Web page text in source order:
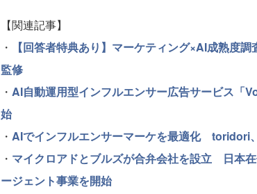
【関連記事】
・
【回答者特典あり】マーケティング×AI成熟度
監修
・ AI自動運用型インフルエンサー広告サービス「
始
・ AIでインフルエンサーマーケを最適化 toridori
・ マイクロアドとブルズが合弁会社を設立 日本
ージェント事業を開始